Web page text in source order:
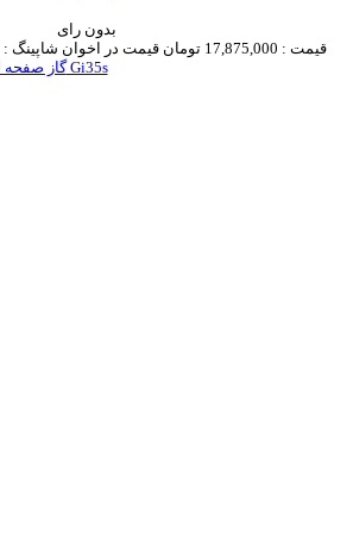
بدون رای
قیمت : 17,875,000 تومان قیمت در اخوان شاپینگ :